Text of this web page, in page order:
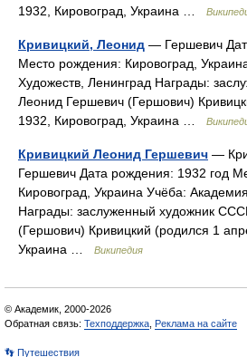
1932, Кировоград, Украина …
Кривицкий, Леонид — Гершевич
Место рождения: Кировоград,
Художеств, Ленинград Награды:
Леонид Гершевич (Гершович)
1932, Кировоград, Украина …
Кривицкий Леонид Гершевич —
Гершевич Дата рождения: 1932 год
Кировоград, Украина Учёба:
Награды: заслуженный художник
(Гершович) Кривицкий (родился 1
Украина …
Википедия
© Академик, 2000-2026
Обратная связь: Техподдержка Реклама на сайте
👣 Путешествия